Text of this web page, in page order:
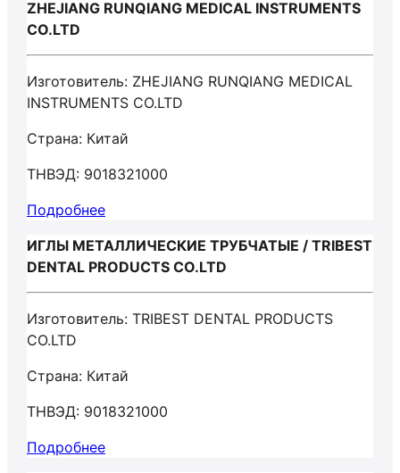
ZHEJIANG RUNQIANG MEDICAL INSTRUMENTS
CO.LTD
Изготовитель: ZHEJIANG RUNQIANG MEDICAL
INSTRUMENTS CO.LTD
Страна: Китай
ТНВЭД: 9018321000
Подробнее
ИГЛЫ МЕТАЛЛИЧЕСКИЕ ТРУБЧАТЫЕ / TRIBEST
DENTAL PRODUCTS CO.LTD
Изготовитель: TRIBEST DENTAL PRODUCTS
CO.LTD
Страна: Китай
ТНВЭД: 9018321000
Подробнее